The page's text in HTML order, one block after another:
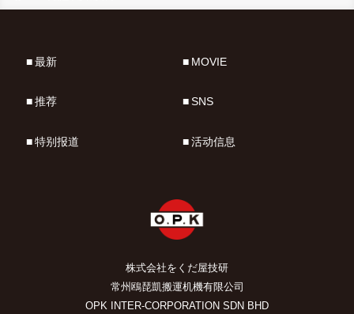
株式会社をくだ屋技研
常州鴎琵凱搬運机機有限公司
OPK INTER-CORPORATION SDN BHD
最新
推荐
特别报道
MOVIE
SNS
活动信息